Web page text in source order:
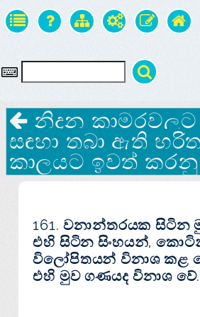
නිදන කාමරවලට
සඳහා තබා ඇති හරිත
කාලයට ඉවත් කරනු
161. වනාන්තරයක සිටින
එහි සිටින සිංහයන්,
විලෝපිතයන් විනාශ කළ
එහි මුව ගණයද විනාශ වේ.